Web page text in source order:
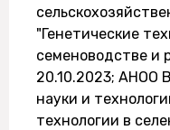
"Генетические
семеноводстве и
20.10.2023; АНОО
науки и
технологии в